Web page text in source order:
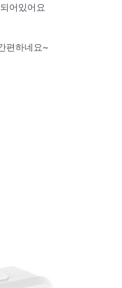
어있어요
편하네요~